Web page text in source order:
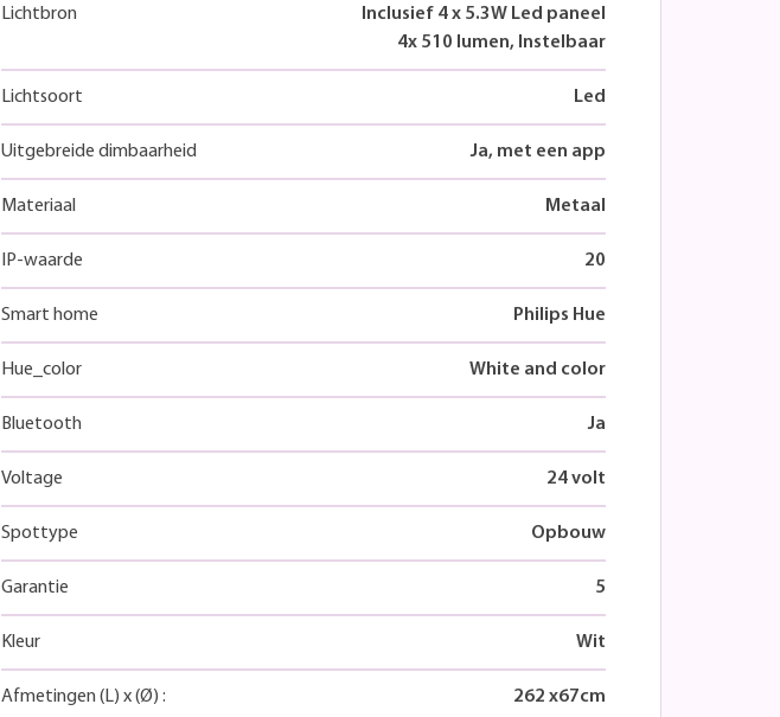
Lichtbron
Inclusief 4 x 5.3W Led paneel
4x 510 lumen, Instelbaar
Lichtsoort Led
Uitgebreide dimbaarheid Ja, met een app
Materiaal Metaal
IP-waarde 20
Smart home Philips Hue
Hue_color White and color
Bluetooth Ja
Voltage 24 volt
Spottype Opbouw
Garantie 5
Kleur Wit
Afmetingen (L) x(Ø) : 262 x67cm